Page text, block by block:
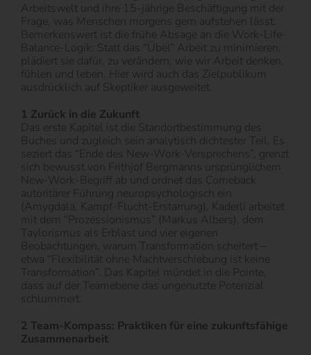
Arbeitswelt und ihre 15-jährige Beschäftigung mit der
Frage, was Menschen morgens gern aufstehen lässt.
Bemerkenswert ist die frühe Absage an die Work-Life-
Balance-Logik: Statt das “Übel” Arbeit zu minimieren,
plädiert sie dafür, zu verändern, wie wir Arbeit denken,
fühlen und leben. Hier wird auch das Zielpublikum
ausdrücklich auf Skeptiker ausgeweitet.
1 Zurück in die Zukunft
Das erste Kapitel ist die Standortbestimmung des
Buches und zugleich sein analytisch dichtester Teil. Es
seziert das “Ende des New-Work-Versprechens”, grenzt
sich bewusst von Frithjof Bergmanns ursprünglichem
New-Work-Begriff ab und ordnet das Comeback
autoritärer Führung neuropsychologisch ein
(Amygdala, Kampf-Flucht-Erstarrung). Kaderli arbeitet
mit dem “Prozessionismus” (Markus Albers), dem
Taylorismus als Erblast und vier eigenen
Beobachtungen, warum Transformation scheitert −
etwa “Flexibilität ohne Machtverschiebung ist keine
Transformation”. Das Kapitel mündet in die Pointe,
dass auf der Teamebene das ungenutzte Potenzial
schlummert.
2 Team-Kompass: Praktiken für eine zukunftsfähige
Zusammenarbeit